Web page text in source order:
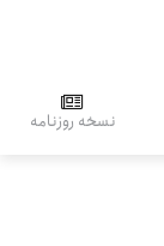
نسخه روزنامه